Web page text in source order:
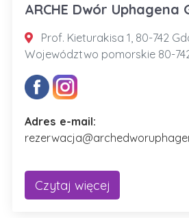
ARCHE Dwór Uphagena
Prof. Kieturakisa 1, 80-742
Województwo pomorskie 80-
Adres e-mail:
Czytaj więcej